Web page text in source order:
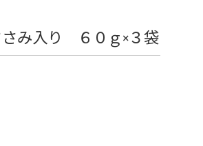
み入り ６０ｇ×３袋